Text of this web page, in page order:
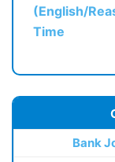
(English/
Time
Bank